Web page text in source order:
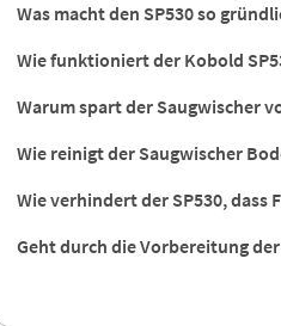
Was macht den SP530 so
Wie funktioniert der Kobold
Warum spart der Saugwischer
Wie reinigt der Saugwischer
Wie verhindert der SP530,
Geht durch die Vorbereitung